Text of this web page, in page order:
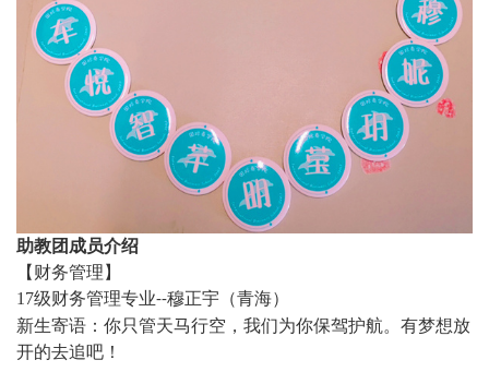
助教团成员介绍
【财务管理】
17级财务管理专业--穆正宇（青海）
新生寄语：你只管天马行空，我们为你保驾护航。有梦想放
开的去追吧！